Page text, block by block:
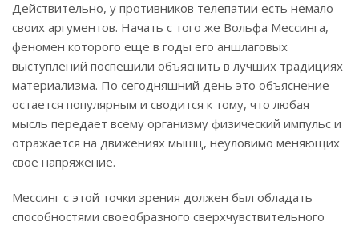
Действительно, у противников телепатии есть немало
своих аргументов. Начать с того же Вольфа Мессинга,
феномен которого еще в годы его аншлаговых
выступлений поспешили объяснить в лучших традициях
материализма. По сегодняшний день это объяснение
остается популярным и сводится к тому, что любая
мысль передает всему организму физический импульс и
отражается на движениях мышц, неуловимо меняющих
свое напряжение.
Мессинг с этой точки зрения должен был обладать
способностями своеобразного сверхчувствительного